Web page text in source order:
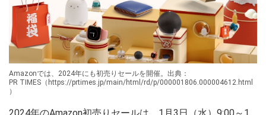
Amazonでは、2024年にも初売りセールを開催。出典：
PR TIMES（https://prtimes.jp/main/html/rd/p/000001806.000004612.html
）